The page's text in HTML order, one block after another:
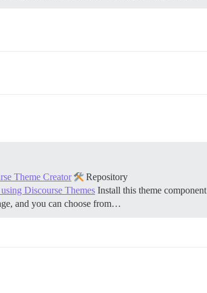
Theme Creator
Repository
Discourse Themes Install this theme component
and you can choose from…